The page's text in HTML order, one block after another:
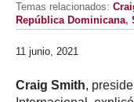
Temas relacionados:
República Dominicana,
11 junio, 2021
Craig Smith,